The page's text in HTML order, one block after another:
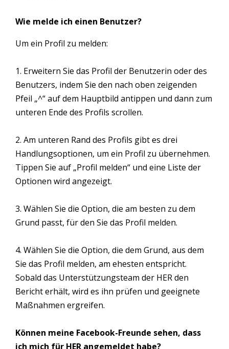
Wie melde ich einen Benutzer?
Um ein Profil zu melden:
1. Erweitern Sie das Profil der Benutzerin oder des
Benutzers, indem Sie den nach oben zeigenden
Pfeil „^“ auf dem Hauptbild antippen und dann zum
unteren Ende des Profils scrollen.
2. Am unteren Rand des Profils gibt es drei
Handlungsoptionen, um ein Profil zu übernehmen.
Tippen Sie auf „Profil melden“ und eine Liste der
Optionen wird angezeigt.
3. Wählen Sie die Option, die am besten zu dem
Grund passt, für den Sie das Profil melden.
4. Wählen Sie die Option, die dem Grund, aus dem
Sie das Profil melden, am ehesten entspricht.
Sobald das Unterstützungsteam der HER den
Bericht erhält, wird es ihn prüfen und geeignete
Maßnahmen ergreifen.
Können meine Facebook-Freunde sehen, dass
ich mich für HER angemeldet habe?